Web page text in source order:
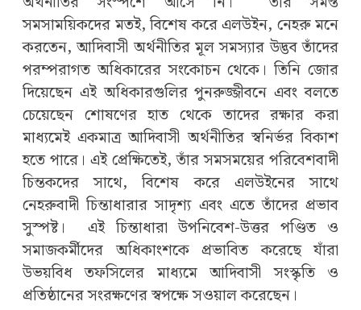
সমসাময়িকদের মতই, বিশেষ করে এলউইন, নেহরু মনে
করতেন, আদিবাসী অর্থনীতির মূল সমস্যার উদ্ভব তাঁদের
পরম্পরাগত অধিকারের সংকোচন থেকে। তিনি জোর
দিয়েছেন এই অধিকারগুলির পুনরুজ্জীবনে এবং বলতে
চেয়েছেন শোষণের হাত থেকে তাদের রক্ষার করা
মাধ্যমেই একমাত্র আদিবাসী অর্থনীতির স্বনির্ভর বিকাশ
হতে পারে। এই প্রেক্ষিতেই, তাঁর সমসময়ের পরিবেশবাদী
চিন্তকদের সাথে, বিশেষ করে এলউইনের সাথে
নেহরুবাদী চিন্তাধারার সাদৃশ্য এবং এতে তাঁদের প্রভাব
সুস্পষ্ট। এই চিন্তাধারা উপনিবেশ-উত্তর পণ্ডিত ও
সমাজকর্মীদের অধিকাংশকে প্রভাবিত করেছে যাঁরা
উভয়বিধ তফসিলের মাধ্যমে আদিবাসী সংস্কৃতি ও
প্রতিষ্ঠানের সংরক্ষণের স্বপক্ষে সওয়াল করেছেন।